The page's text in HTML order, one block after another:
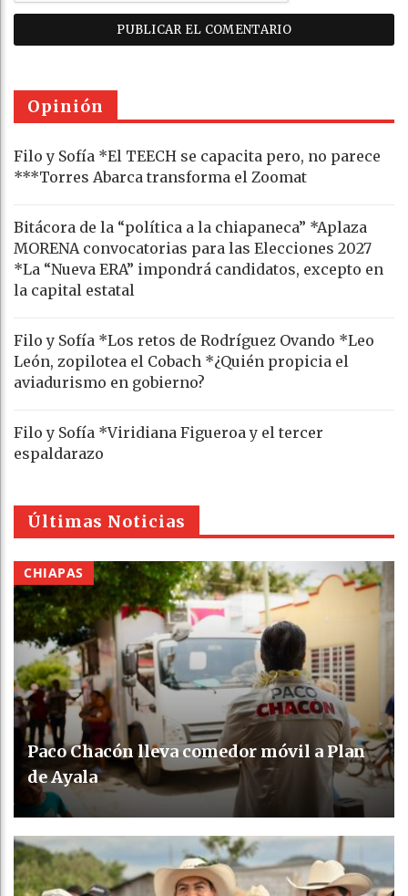
Opinión
Filo y Sofía *El TEECH se capacita pero, no parece
***Torres Abarca transforma el Zoomat
Bitácora de la “política a la chiapaneca” *Aplaza
MORENA convocatorias para las Elecciones 2027
*La “Nueva ERA” impondrá candidatos, excepto en
la capital estatal
Filo y Sofía *Los retos de Rodríguez Ovando *Leo
León, zopilotea el Cobach *¿Quién propicia el
aviadurismo en gobierno?
Filo y Sofía *Viridiana Figueroa y el tercer
espaldarazo
Últimas Noticias
CHIAPAS
Paco Chacón lleva comedor móvil a Plan
de Ayala